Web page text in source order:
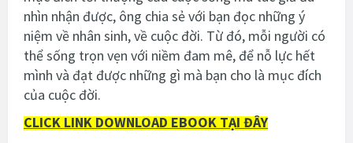
nhìn nhận được, ông chia sẻ với bạn đọc những ý
niệm về nhân sinh, về cuộc đời. Từ đó, mỗi người có
thể sống trọn vẹn với niềm đam mê, để nỗ lực hết
mình và đạt được những gì mà bạn cho là mục đích
của cuộc đời.
CLICK LINK DOWNLOAD EBOOK TẠI ĐÂY